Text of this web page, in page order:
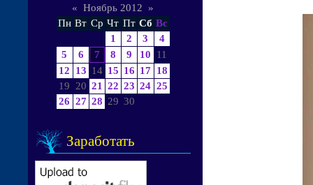
« Ноябрь 2012
»
Пн Вт Ср Чт Пт Сб Вс
1
2 3
4
5
6 7 8 9 10
11
12
13 14 15 16 17 18
19
20 21 22 23 24 25
26 27 28 29 30
Заработать